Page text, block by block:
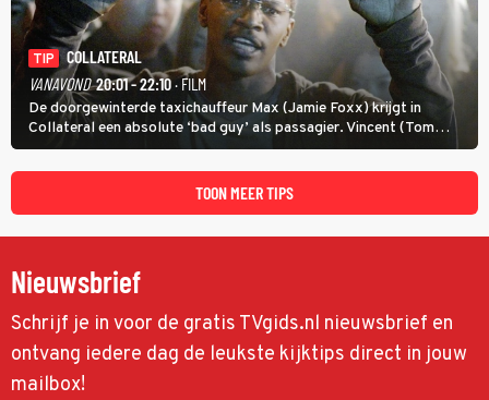
TIP
COLLATERAL
VANAVOND 20:01 - 22:10· FILM
De doorgewinterde taxichauffeur Max (Jamie Foxx) krijgt in
Collateral een absolute ‘bad guy’ als passagier. Vincent (Tom
Cruise) heeft hem nodig om hem de stad door te loodsen om een
wel heel lugubere reden.
TOON MEER TIPS
Nieuwsbrief
Schrijf je in voor de gratis TVgids.nl nieuwsbrief en
ontvang iedere dag de leukste kijktips direct in jouw
mailbox!